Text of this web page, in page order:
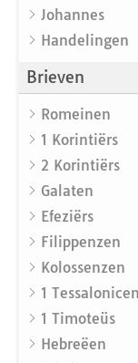
Johannes
Handelingen
Brieven
Romeinen
1 Korintiërs
2 Korintiërs
Galaten
Efeziërs
Filippenzen
Kolossenzen
1
1 Timoteüs
Hebreëen